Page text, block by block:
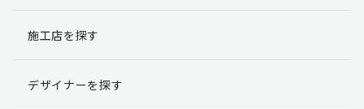
個人情報提出の任意性
す。
施工店を探す
デザイナーを探す